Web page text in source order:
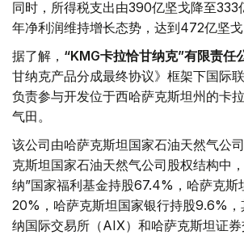
同时，所得税支出由390亿坚戈降至333
年净利润维持增长态势，达到472亿坚戈
据了解， “KMG卡拉恰甘纳克”有限责任
甘纳克产品分成最终协议》框架下国际
负责参与开发位于西哈萨克斯坦州的卡
气田。
该公司由哈萨克斯坦国家石油天然气公
克斯坦国家石油天然气公司股权结构中
纳”国家福利基金持股67.4%，哈萨克斯
20%，哈萨克斯坦国家银行持股9.6%
纳国际交易所（AIX）和哈萨克斯坦证券